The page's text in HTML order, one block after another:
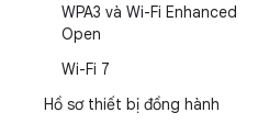
WPA3 và Wi-Fi Enhanced
Open
Wi-Fi 7
Hồ sơ thiết bị đồng hành